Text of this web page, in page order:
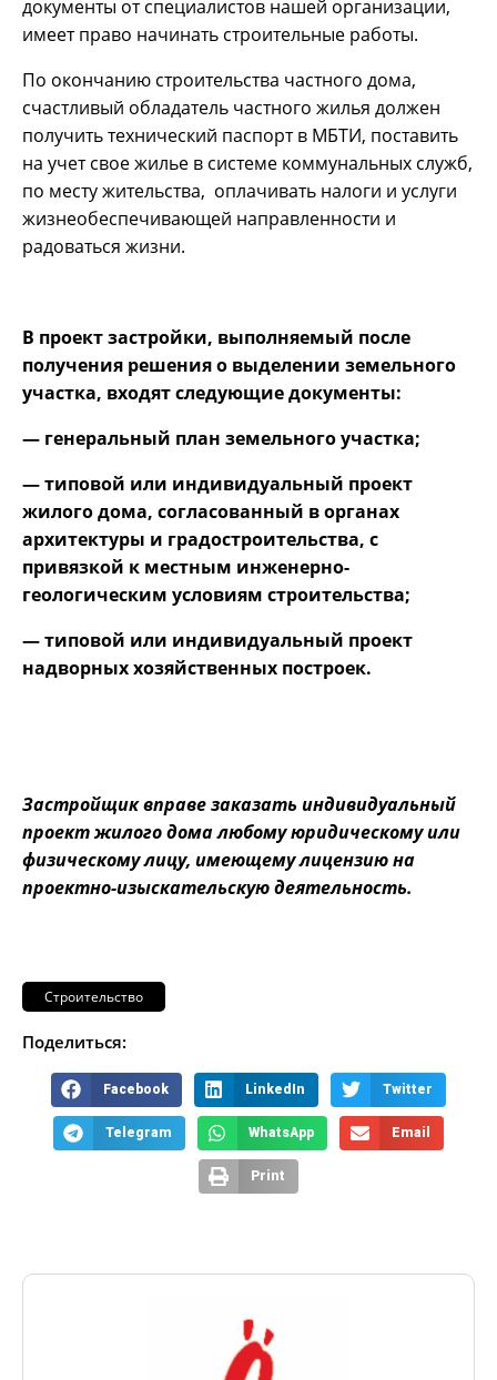
документы от специалистов нашей организации,
имеет право начинать строительные работы.
По окончанию строительства частного дома,
счастливый обладатель частного жилья должен
получить технический паспорт в МБТИ, поставить
на учет свое жилье в системе коммунальных служб,
по месту жительства, оплачивать налоги и услуги
жизнеобеспечивающей направленности и
радоваться жизни.
В проект застройки, выполняемый после
получения решения о выделении земельного
участка, входят следующие документы:
— генеральный план земельного участка;
— типовой или индивидуальный проект
жилого дома, согласованный в органах
архитектуры и градостроительства, с
привязкой к местным инженерно-
геологическим условиям строительства;
— типовой или индивидуальный проект
надворных хозяйственных построек.
Застройщик вправе заказать индивидуальный
проект жилого дома любому юридическому или
физическому лицу, имеющему лицензию на
проектно-изыскательскую деятельность.
Строительство
Поделиться:
Facebook LinkedIn Twitter
Telegram WhatsApp Email
Print